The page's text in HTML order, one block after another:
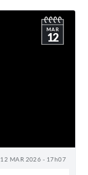
12 MAR 2026 - 17h07
MAR
12